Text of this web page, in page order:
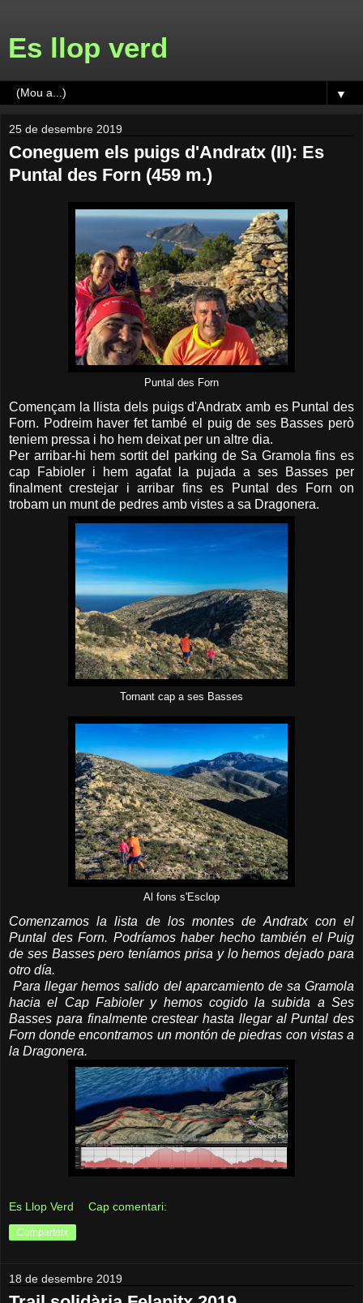
Es llop verd
▼
25 de desembre 2019
Coneguem els puigs d'Andratx (II): Es
Puntal des Forn (459 m.)
Puntal des Forn
Començam la llista dels puigs d'Andratx amb es Puntal des
Forn. Podreim haver fet també el puig de ses Basses però
teniem pressa i ho hem deixat per un altre dia.
Per arribar-hi hem sortit del parking de Sa Gramola fins es
cap Fabioler i hem agafat la pujada a ses Basses per
finalment crestejar i arribar fins es Puntal des Forn on
trobam un munt de pedres amb vistes a sa Dragonera.
Tornant cap a ses Basses
Al fons s'Esclop
Comenzamos la lista de los montes de Andratx con el
Puntal des Forn. Podríamos haber hecho también el Puig
de ses Basses pero teníamos prisa y lo hemos dejado para
otro día.
Para llegar hemos salido del aparcamiento de sa Gramola
hacia el Cap Fabioler y hemos cogido la subida a Ses
Basses para finalmente crestear hasta llegar al Puntal des
Forn donde encontramos un montón de piedras con vistas a
la Dragonera.
Es Llop Verd Cap comentari:
Comparteix
18 de desembre 2019